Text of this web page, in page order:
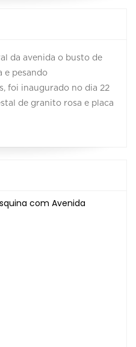
da avenida o busto de
e pesando
foi inaugurado no dia 22
de granito rosa e placa
com Avenida